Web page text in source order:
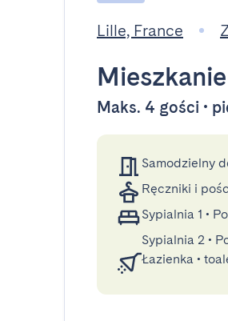
Lille, France
Mieszkanie
Maks. 4 gości •
Samodzielny
Ręczniki i
Sypialnia 1 •
Sypialnia 2 •
Łazienka •